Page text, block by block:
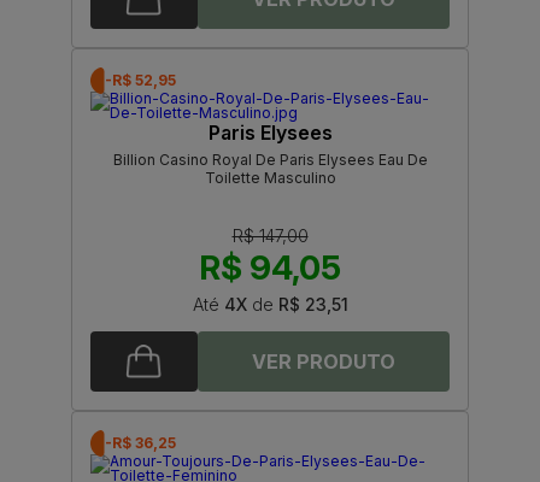
-R$ 52,95
Paris Elysees
Billion Casino Royal De Paris Elysees Eau De
Toilette Masculino
R$ 147,00
R$ 94,05
Até 4Xde R$ 23,51
-R$ 36,25